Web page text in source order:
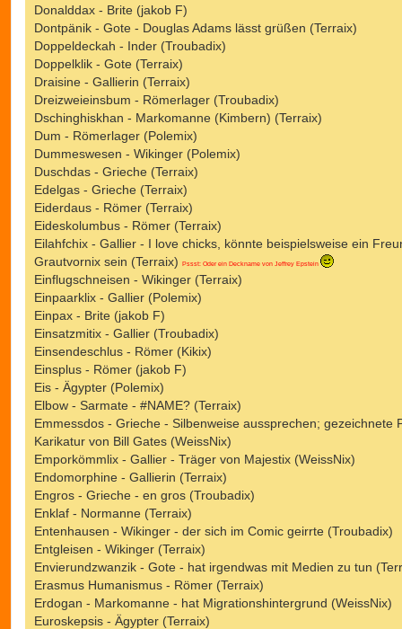
Donalddax - Brite (jakob F)
Dontpänik - Gote - Douglas Adams lässt grüßen (Terraix)
Doppeldeckah - Inder (Troubadix)
Doppelklik - Gote (Terraix)
Draisine - Gallierin (Terraix)
Dreizweieinsbum - Römerlager (Troubadix)
Dschinghiskhan - Markomanne (Kimbern) (Terraix)
Dum - Römerlager (Polemix)
Dummeswesen - Wikinger (Polemix)
Duschdas - Grieche (Terraix)
Edelgas - Grieche (Terraix)
Eiderdaus - Römer (Terraix)
Eideskolumbus - Römer (Terraix)
Eilahfchix - Gallier - I love chicks, könnte beispielsweise ein
Grautvornix sein (Terraix)
Pssst: Oder ein Deckname von Jeffrey Epstein
Einflugschneisen - Wikinger (Terraix)
Einpaarklix - Gallier (Polemix)
Einpax - Brite (jakob F)
Einsatzmitix - Gallier (Troubadix)
Einsendeschlus - Römer (Kikix)
Einsplus - Römer (jakob F)
Eis - Ägypter (Polemix)
Elbow - Sarmate - #NAME? (Terraix)
Emmessdos - Grieche - Silbenweise aussprechen; gezeichnete
Karikatur von Bill Gates (WeissNix)
Emporkömmlix - Gallier - Träger von Majestix (WeissNix)
Endomorphine - Gallierin (Terraix)
Engros - Grieche - en gros (Troubadix)
Enklaf - Normanne (Terraix)
Entenhausen - Wikinger - der sich im Comic geirrte (Troubadix)
Entgleisen - Wikinger (Terraix)
Envierundzwanzik - Gote - hat irgendwas mit Medien zu tun
Erasmus Humanismus - Römer (Terraix)
Erdogan - Markomanne - hat Migrationshintergrund (WeissNix)
Euroskepsis - Ägypter (Terraix)